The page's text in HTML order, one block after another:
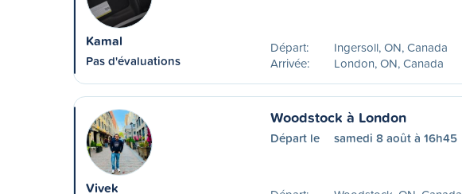
Kamal
Pas d'évaluations
Départ:
Ingersoll, ON, Canada
Arrivée:
London, ON, Canada
Vivek
Woodstock à London
Départ le samedi 8 août à 16h45